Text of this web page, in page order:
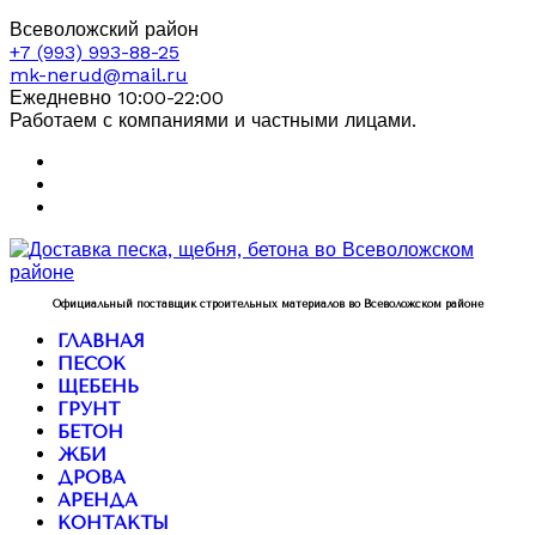
Всеволожский район
+7 (993) 993-88-25
mk-nerud@mail.ru
Ежедневно 10:00-22:00
Работаем с компаниями и частными лицами.
Официальный поставщик строительных материалов во Всеволожском районе
ГЛАВНАЯ
ПЕСОК
ЩЕБЕНЬ
ГРУНТ
БЕТОН
ЖБИ
ДРОВА
АРЕНДА
КОНТАКТЫ